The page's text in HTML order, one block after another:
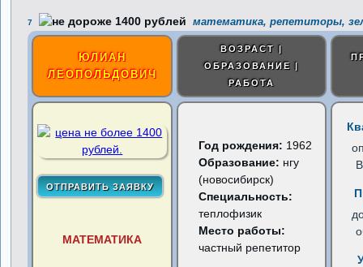
7 математика, репетиторы,
ЮЛИАН
ЛЕОПОЛЬДОВИЧ
ВОЗРАСТ |
ОБРАЗОВАНИЕ |
РАБОТА
МАТЕМАТИКА
Год рождения: 1962
Образование: нгу
(новосибирск)
Специальность:
теплофизик
Место работы:
частный репетитор